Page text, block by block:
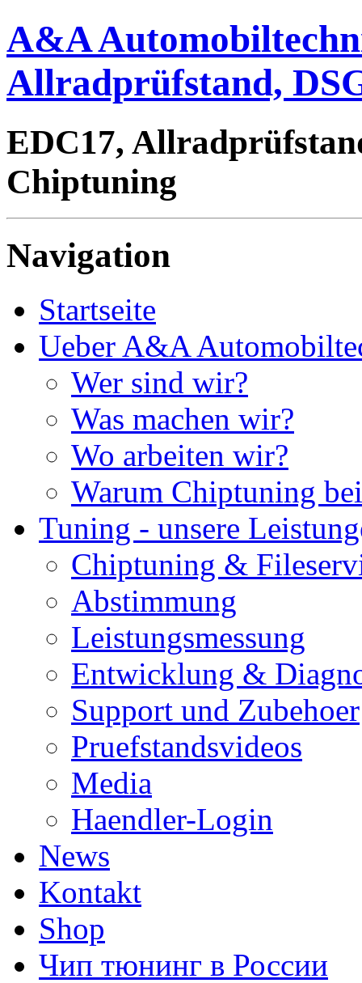
A&A
Allradprüfstand,
EDC17,
Chiptuning
Navigation
Startseite
Ueber A&A
Wer sind wir?
Was machen wir?
Wo arbeiten wir?
Warum Chiptuning
Tuning - unsere
Chiptuning &
Abstimmung
Leistungsmessung
Entwicklung &
Support und Zubehoer
Pruefstandsvideos
Media
Haendler-Login
News
Kontakt
Shop
Чип тюнинг в России